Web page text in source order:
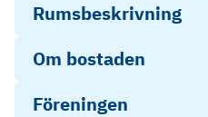
Rumsbeskrivning
Om bostaden
Föreningen